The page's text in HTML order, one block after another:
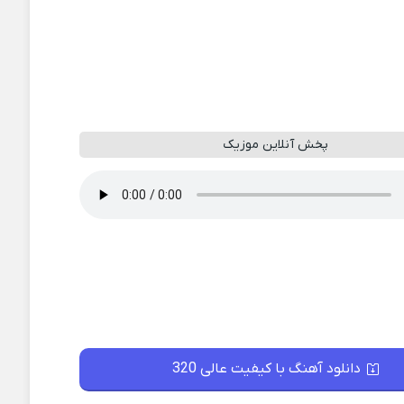
پخش آنلاین موزیک
دانلود آهنگ با کیفیت عالی 320